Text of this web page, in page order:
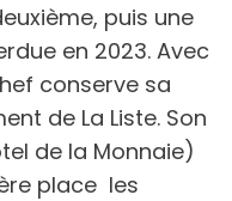
puis une
en 2023. Avec
conserve sa
de La Liste. Son
de la Monnaie)
place les